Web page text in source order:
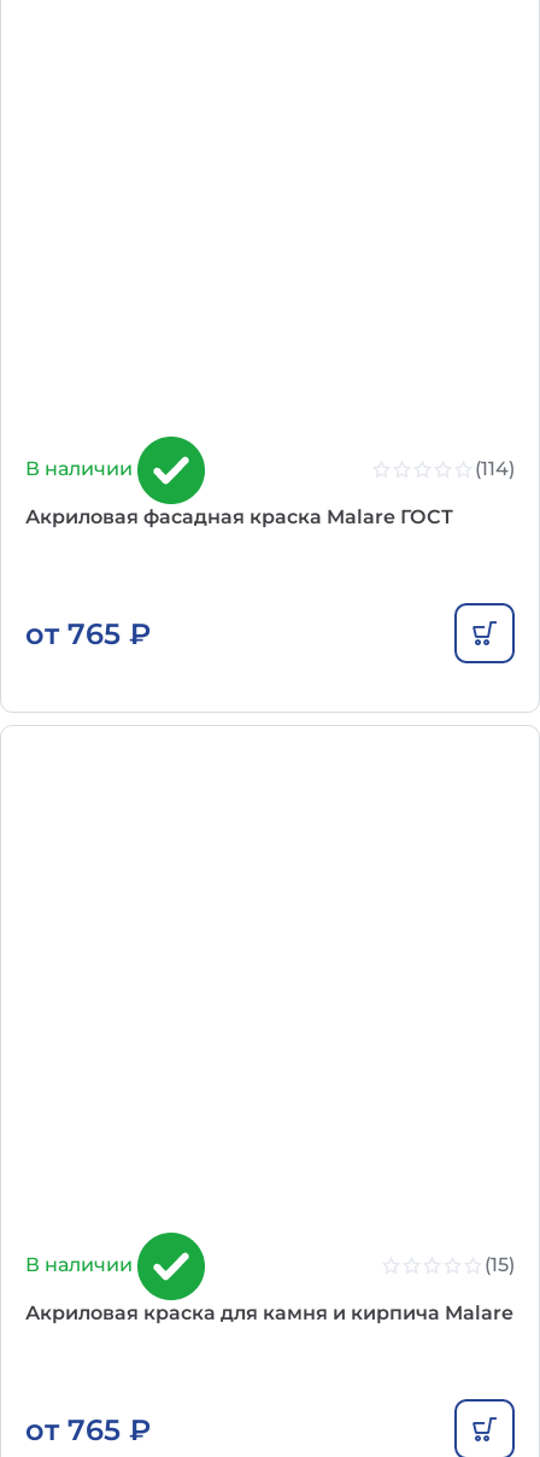
В наличии (114)
Акриловая фасадная краска Malare ГОСТ
от 765 ₽
В наличии (15)
Акриловая краска для камня и кирпича Malare
от 765 ₽